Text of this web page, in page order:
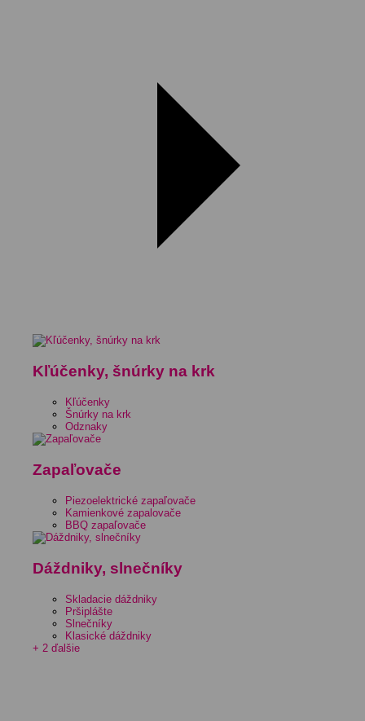
Kľúčenky, šnúrky na krk
Kľúčenky
Šnúrky na krk
Odznaky
Zapaľovače
Piezoelektrické zapaľovače
Kamienkové zapalovače
BBQ zapaľovače
Dáždniky, slnečníky
Skladacie dáždniky
Pršiplášte
Slnečníky
Klasické dáždniky
+ 2 ďalšie